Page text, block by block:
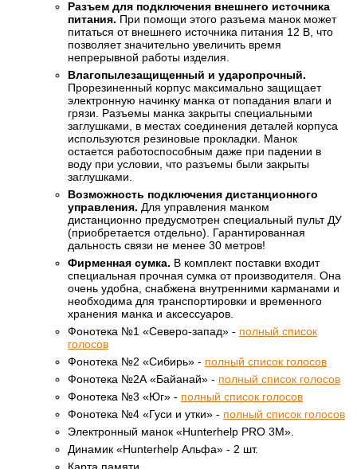
Разъем для подключения внешнего источника
питания. При помощи этого разъема манок может
питаться от внешнего источника питания 12 В, что
позволяет значительно увеличить время
непрерывной работы изделия.
Влагопылезащищенный и ударопрочный.
Прорезиненный корпус максимально защищает
электронную начинку манка от попадания влаги и
грязи. Разъемы манка закрыты специальными
заглушками, в местах соединения деталей корпуса
используются резиновые прокладки. Манок
остается работоспособным даже при падении в
воду при условии, что разъемы были закрыты
заглушками.
Возможность подключения дистанционного
управления. Для управления манком
дистанционно предусмотрен специальный пульт ДУ
(приобретается отдельно). Гарантированная
дальность связи не менее 30 метров!
Фирменная сумка. В комплект поставки входит
специальная прочная сумка от производителя. Она
очень удобна, снабжена внутренними карманами и
необходима для транспортировки и временного
хранения манка и аксессуаров.
Фонотека №1 «Северо-запад» - полный список
голосов
Фонотека №2 «Сибирь» - полный список голосов
Фонотека №2А «Байанай» - полный список голосов
Фонотека №3 «Юг» - полный список голосов
Фонотека №4 «Гуси и утки» - полный список голосов
Электронный манок «Hunterhelp PRO 3M».
Динамик «Hunterhelp Альфа» - 2 шт.
Карта памяти.